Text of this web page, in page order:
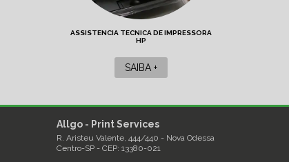
ASSISTENCIA TECNICA DE IMPRESSORA
HP
SAIBA +
Allgo - Print Services
R. Aristeu Valente, 444/440 - Nova Odessa
Centro-SP - CEP: 13380-021